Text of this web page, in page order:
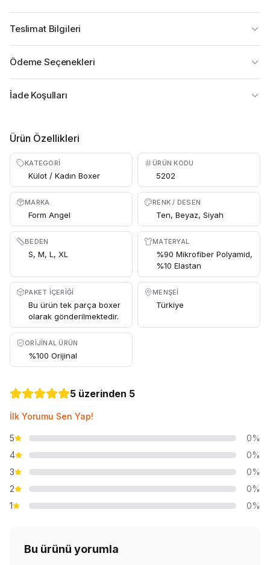
Teslimat Bilgileri
Ödeme Seçenekleri
İade Koşulları
Ürün Özellikleri
KATEGORI
Külot / Kadın Boxer
ÜRÜN KODU
5202
MARKA
Form Angel
RENK / DESEN
Ten, Beyaz, Siyah
BEDEN
S, M, L, XL
MATERYAL
%90 Mikrofiber Polyamid,
%10 Elastan
PAKET İÇERIĞI
Bu ürün tek parça boxer
olarak gönderilmektedir.
MENŞEI
Türkiye
ORIJINAL ÜRÜN
%100 Orijinal
5 üzerinden 5
İlk Yorumu Sen Yap!
5
0%
4
0%
3
0%
2
0%
1
0%
Bu ürünü yorumla